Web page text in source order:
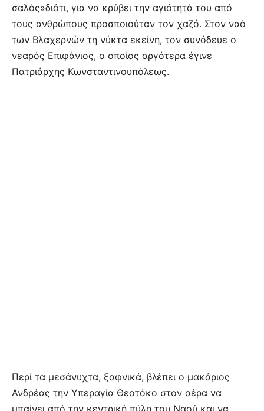
σαλός»διότι, για να κρύβει την αγιότητά του από
τους ανθρώπους προσποιούταν τον χαζό. Στον ναό
των Βλαχερνών τη νύκτα εκείνη, τον συνόδευε ο
νεαρός Επιφάνιος, ο οποίος αργότερα έγινε
Πατριάρχης Κωνσταντινουπόλεως.
Περί τα μεσάνυχτα, ξαφνικά, βλέπει ο μακάριος
Ανδρέας την Υπεραγία Θεοτόκο στον αέρα να
μπαίνει από την κεντρική πύλη του Ναού και να